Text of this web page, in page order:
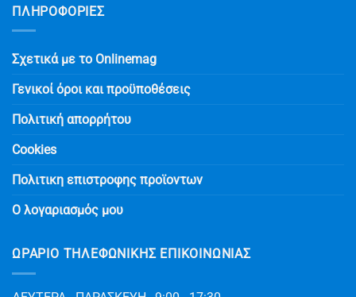
ΠΛΗΡΟΦΟΡΙΕΣ
Σχετικά με το Onlinemag
Γενικοί όροι και προϋποθέσεις
Πολιτική απορρήτου
Cookies
Πολιτικη επιστροφης προϊοντων
Ο λογαριασμός μου
ΩΡΆΡΙΟ ΤΗΛΕΦΩΝΙΚΉΣ ΕΠΙΚΟΙΝΩΝΊΑΣ